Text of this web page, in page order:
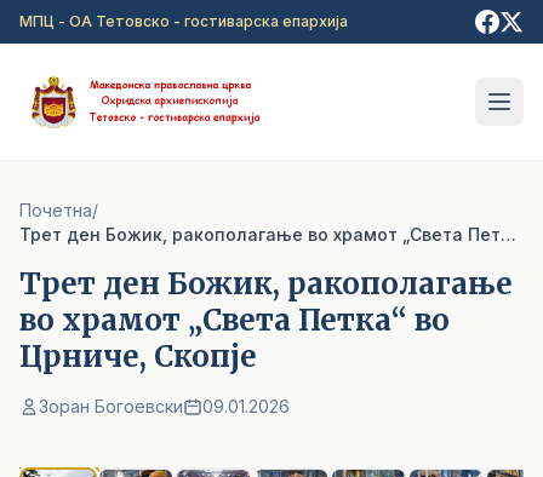
Прејди на главна содржина
МПЦ - ОА Тетовско - гостиварска епархија
Почетна/
Трет ден Божик, ракополагање во храмот „Света Петка“ во Црниче, Скопје
Трет ден Божик, ракополагање
во храмот „Света Петка“ во
Црниче, Скопје
Зоран Богоевски 09.01.2026